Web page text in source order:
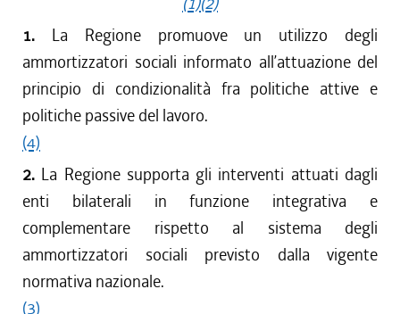
1. La Regione promuove un utilizzo degli
ammortizzatori sociali informato all’attuazione del
principio di condizionalità fra politiche attive e
politiche passive del lavoro.
(4)
2. La Regione supporta gli interventi attuati dagli
enti bilaterali in funzione integrativa e
complementare rispetto al sistema degli
ammortizzatori sociali previsto dalla vigente
normativa nazionale.
(3)